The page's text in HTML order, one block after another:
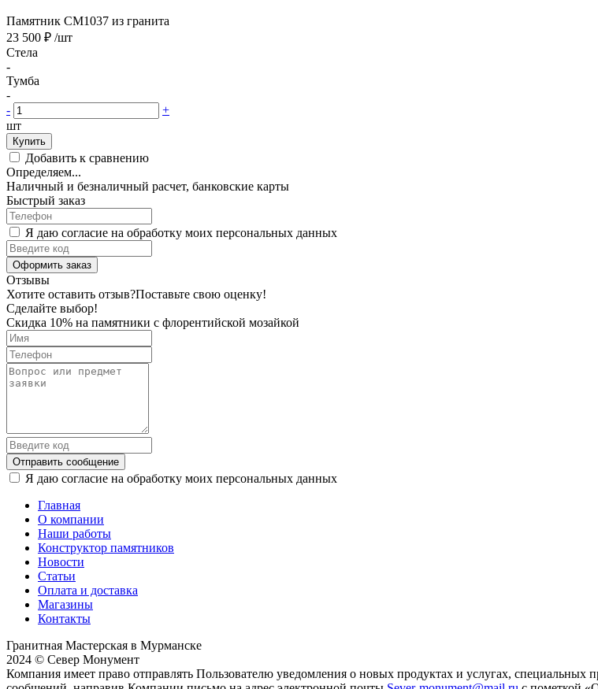
Памятник CM1037 из гранита
23 500 ₽ /шт
Стела
-
Тумба
-
-
+
шт
Купить
Добавить к сравнению
Определяем...
Наличный и безналичный расчет, банковские карты
Быстрый заказ
Я даю согласие на обработку моих персональных данных
Оформить заказ
Отзывы
Хотите оставить отзыв?Поставьте свою оценку!
Сделайте выбор!
Скидка 10% на памятники с флорентийской мозайкой
Отправить сообщение
Я даю согласие на обработку моих персональных данных
Главная
О компании
Наши работы
Конструктор памятников
Новости
Статьи
Оплата и доставка
Магазины
Контакты
Гранитная Мастерская в Мурманске
2024 © Север Монумент
Компания имеет право отправлять Пользователю уведомления о новых продуктах и услугах, специальных